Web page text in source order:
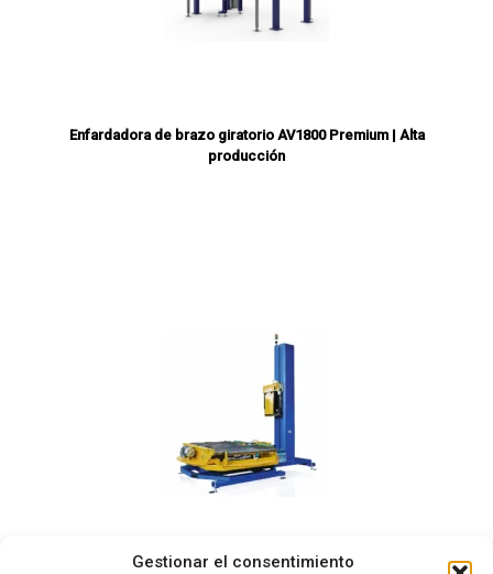
Gestionar el consentimiento
Enfardadora de brazo giratorio AV1800 Premium | Alta
producción